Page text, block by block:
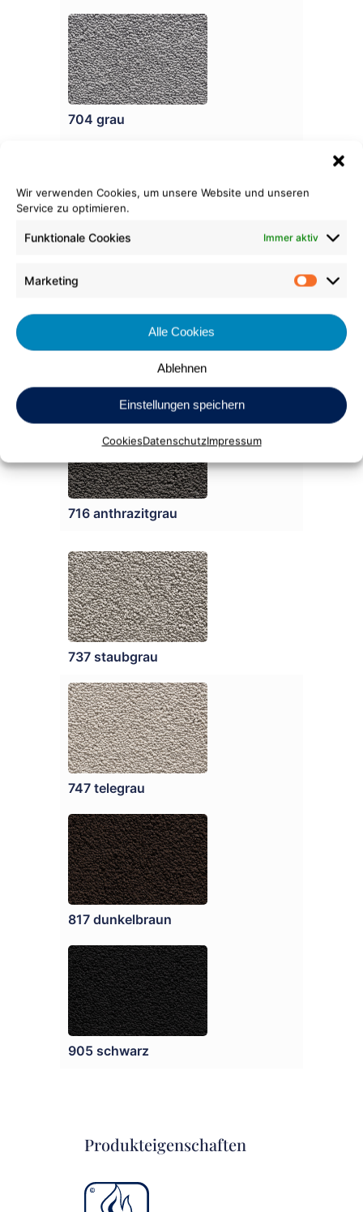
Wir verwenden Cookies, um unsere Website und unseren
Service zu optimieren.
Funktionale Cookies Immer aktiv
Marketing
Alle Cookies
Ablehnen
Einstellungen speichern
CookiesDatenschutzImpressum
704 grau
716 anthrazitgrau
737 staubgrau
747 telegrau
817 dunkelbraun
905 schwarz
Produkteigenschaften